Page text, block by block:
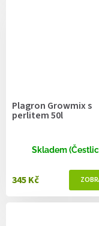
Plagron Growmix s
perlitem 50l
Skladem
345 Kč